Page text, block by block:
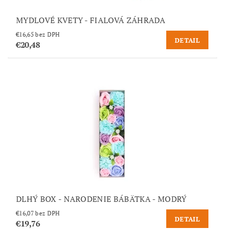
MYDLOVÉ KVETY - FIALOVÁ ZÁHRADA
€16,65 bez DPH
€20,48 DETAIL
DLHÝ BOX - NARODENIE BÁBÄTKA - MODRÝ
€16,07 bez DPH
€19,76 DETAIL